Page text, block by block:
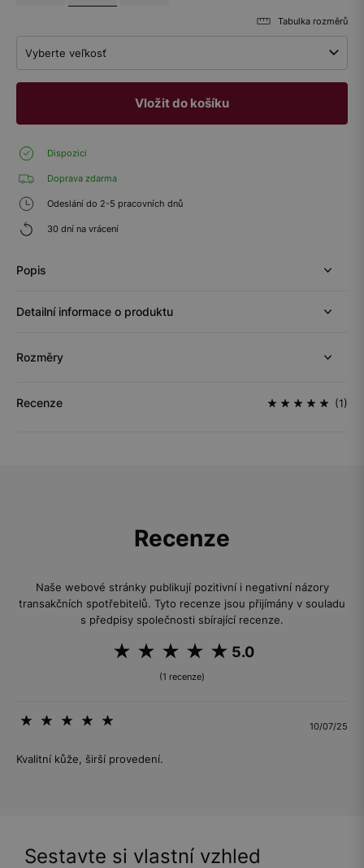
Tabulka rozměrů
Vyberte veľkosť
Vložit do košíku
Dispozici
Doprava zdarma
Odeslání do 2-5 pracovních dnů
30 dní na vrácení
Popis
Detailní informace o produktu
Rozměry
Recenze (1)
Recenze
Naše webové stránky publikují pozitivní i negativní názory
transakčních spotřebitelů. Tyto recenze jsou přijímány v souladu
s předpisy společnosti sbírající recenze.
5.0
(1 recenze)
10/07/25
Kvalitní kůže, širší provedení.
Sestavte si vlastní vzhled